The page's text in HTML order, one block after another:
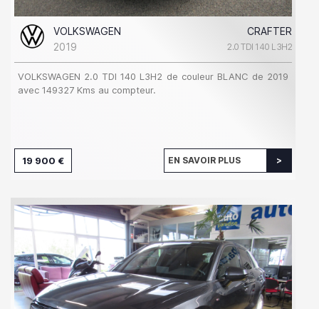
VOLKSWAGEN
CRAFTER
2019
2.0 TDI 140 L3H2
VOLKSWAGEN 2.0 TDI 140 L3H2 de couleur BLANC de 2019
avec 149327 Kms au compteur.
19 900 € EN SAVOIR PLUS